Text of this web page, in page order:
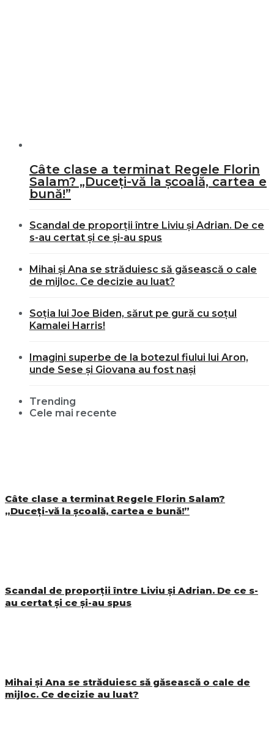
Câte clase a terminat Regele Florin
Salam? „Duceți-vă la școală, cartea e
bună!”
Scandal de proporții între Liviu și Adrian. De ce
s-au certat și ce și-au spus
Mihai și Ana se străduiesc să găsească o cale
de mijloc. Ce decizie au luat?
Soția lui Joe Biden, sărut pe gură cu soțul
Kamalei Harris!
Imagini superbe de la botezul fiului lui Aron,
unde Sese și Giovana au fost nași
Trending
Cele mai recente
Câte clase a terminat Regele Florin Salam?
„Duceți-vă la școală, cartea e bună!”
Scandal de proporții între Liviu și Adrian. De ce s-
au certat și ce și-au spus
Mihai și Ana se străduiesc să găsească o cale de
mijloc. Ce decizie au luat?